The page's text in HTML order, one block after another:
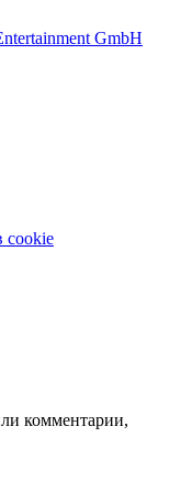
cookie
комментарии,